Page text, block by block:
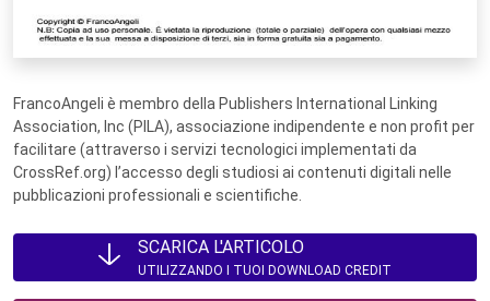
FrancoAngeli è membro della Publishers International Linking
Association, Inc (PILA), associazione indipendente e non profit per
facilitare (attraverso i servizi tecnologici implementati da
CrossRef.org) l’accesso degli studiosi ai contenuti digitali nelle
pubblicazioni professionali e scientifiche.
SCARICA L'ARTICOLO
UTILIZZANDO I TUOI DOWNLOAD CREDIT